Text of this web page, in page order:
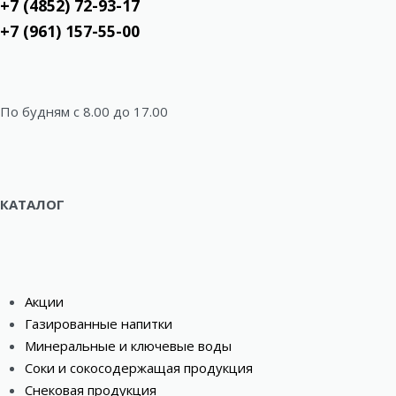
+7 (4852) 72-93-17
+7 (961) 157-55-00
По будням c 8.00 до 17.00
КАТАЛОГ
Акции
Газированные напитки
Минеральные и ключевые воды
Соки и сокосодержащая продукция
Снековая продукция